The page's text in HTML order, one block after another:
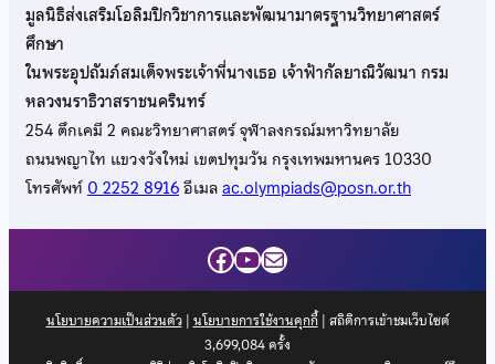
มูลนิธิส่งเสริมโอลิมปิกวิชาการและพัฒนามาตรฐานวิทยาศาสตร์
ศึกษา
ในพระอุปถัมภ์สมเด็จพระเจ้าพี่นางเธอ เจ้าฟ้ากัลยาณิวัฒนา กรม
หลวงนราธิวาสราชนครินทร์
254 ตึกเคมี 2 คณะวิทยาศาสตร์ จุฬาลงกรณ์มหาวิทยาลัย
ถนนพญาไท แขวงวังใหม่ เขตปทุมวัน กรุงเทพมหานคร 10330
โทรศัพท์0 2252 8916อีเมลac.olympiads@posn.or.th
Facebook
YouTube
Mail
นโยบายความเป็นส่วนตัว| นโยบายการใช้งานคุกกี้| สถิติการเข้าชมเว็บไซต์
3,699,084ครั้ง